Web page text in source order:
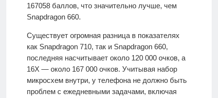
167058 баллов, что значительно лучше, чем
Snapdragon 660.
Существует огромная разница в показателях
как Snapdragon 710, так и Snapdragon 660,
последняя насчитывает около 120 000 очков, а
16X — около 167 000 очков. Учитывая набор
микросхем внутри, у телефона не должно быть
проблем с ежедневными задачами, включая